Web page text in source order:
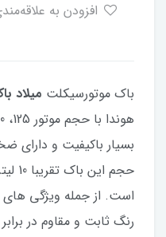
باک موتورسیکلت میلاد
است. از جمله ویژگی
رنگ ثابت و مقاوم در